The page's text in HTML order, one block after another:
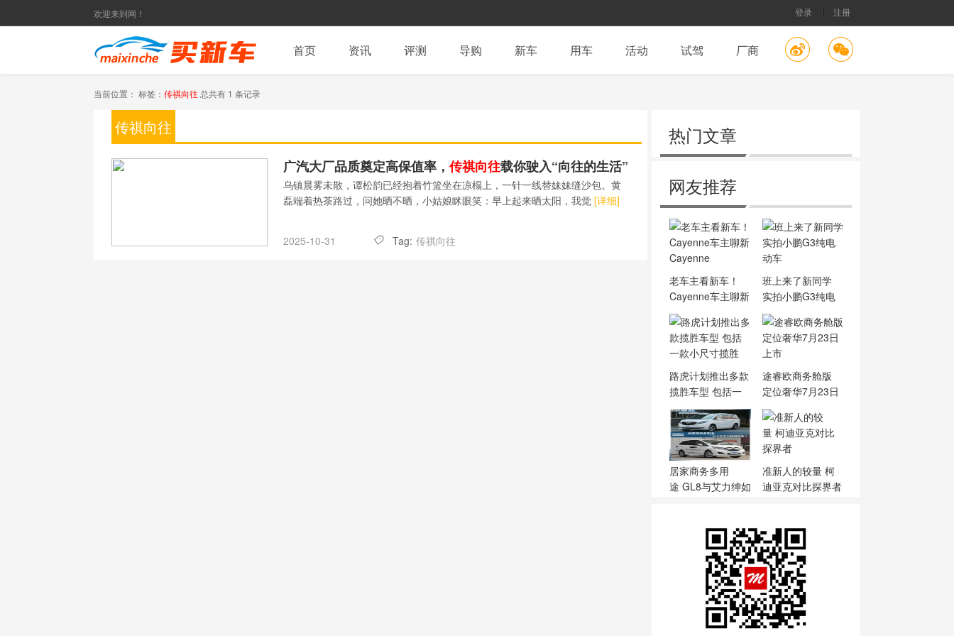
欢迎来到网！ 登录 注册
首页 资讯 评测 导购 新车 用车 活动 试驾 厂商
当前位置： 标签： 传祺向往 总共有 1 条记录
传祺向往
广汽大厂品质奠定高保值率， 传祺向往载你驶入“向往的生活”
乌镇晨雾未散，谭松韵已经抱着竹篮坐在凉榻上，一针一线替妹妹缝沙包。黄
磊端着热茶路过，问她晒不晒，小姑娘眯眼笑：早上起来晒太阳，我觉 [详细]
2025-10-31 Tag: 传祺向往
热门文章
网友推荐
老车主看新车！
Cayenne车主聊新
Cayenne
班上来了新同学
实拍小鹏G3纯电
动车
路虎计划推出多款
揽胜车型 包括一
款小
途睿欧商务舱版
定位奢华7月23日
上市
居家商务多用
途 GL8与艾力绅如
准新人的较量 柯
迪亚克对比探界者